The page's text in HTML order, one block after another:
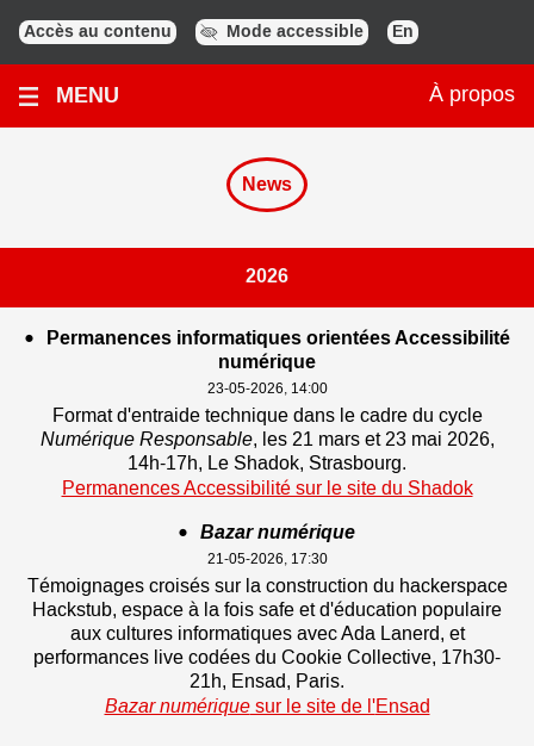
Accès au contenu Mode accessible EnGlish
MENU À propos
News
2026
●
Permanences informatiques orientées Accessibilité
numérique
23-05-2026, 14:00
Format d'entraide technique dans le cadre du cycle
Numérique Responsable, les 21 mars et 23 mai 2026,
14h-17h, Le Shadok, Strasbourg.
Permanences Accessibilité sur le site du Shadok–
● Bazar numérique
21-05-2026, 17:30
Témoignages croisés sur la construction du hackerspace
Hackstub, espace à la foissafeet d'éducation populaire
aux cultures informatiques avec Ada Lanerd, et
performances live codées du Cookie Collective, 17h30-
21h, Ensad, Paris.
Bazar numériquesur le site de l'Ensad